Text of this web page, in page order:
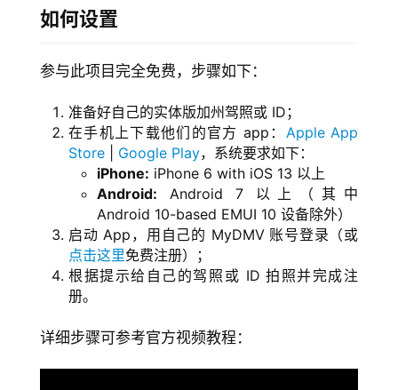
如何设置
参与此项目完全免费，步骤如下：
准备好自己的实体版加州驾照或 ID；
在手机上下载他们的官方 app： Apple App
Store
Google Play，系统要求如下：
iPhone: iPhone 6 with iOS 13 以上
Android: Android 7 以上（其中
Android 10-based EMUI 10 设备除外）
启动 App，用自己的 MyDMV 账号登录（或
点击这里免费注册）；
根据提示给自己的驾照或 ID 拍照并完成注
册。
详细步骤可参考官方视频教程：